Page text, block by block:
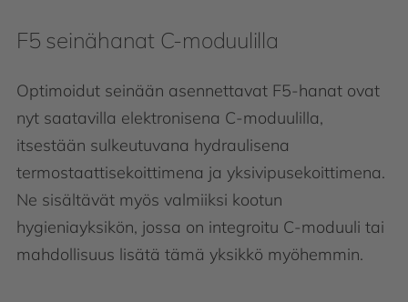
F5 seinähanat C-moduulilla
Optimoidut seinään asennettavat F5-hanat ovat
nyt saatavilla elektronisena C-moduulilla,
itsestään sulkeutuvana hydraulisena
termostaattisekoittimena ja yksivipusekoittimena.
Ne sisältävät myös valmiiksi kootun
hygieniayksikön, jossa on integroitu C-moduuli tai
mahdollisuus lisätä tämä yksikkö myöhemmin.